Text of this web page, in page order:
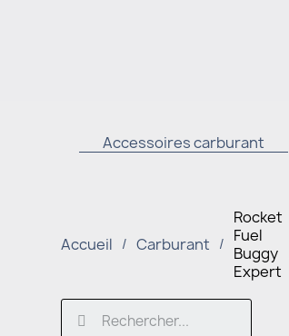
Accessoires carburant
Accueil Carburant
Rocket
Fuel
Buggy
Expert